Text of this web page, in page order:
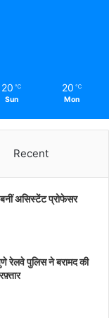
20 ℃
Sun
20 ℃
Mon
Recent
असिस्टेंट प्रोफेसर
रेलवे पुलिस ने बरामद की